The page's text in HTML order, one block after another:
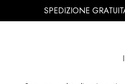
SPEDIZIONE